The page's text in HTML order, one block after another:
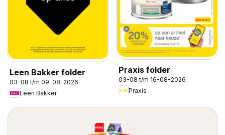
Leen Bakker folder
03-08 t/m 09-08-2026
Leen Bakker
Praxis folder
03-08 t/m 16-08-2026
Praxis